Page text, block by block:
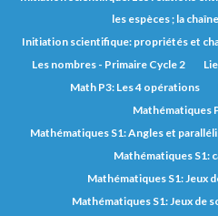
les espèces ; la
Initiation scientifique: propriétés et
Les nombres - Primaire Cycle 2
Math P3: Les 4 opérations
Mathématiques
Mathématiques S1: Angles et
Mathématiques S1:
Mathématiques S1: Jeux
Mathématiques S1: Jeux de